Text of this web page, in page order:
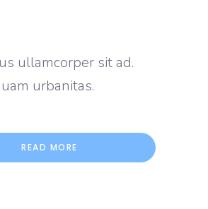
ullamcorper sit ad.
urbanitas.
READ MORE